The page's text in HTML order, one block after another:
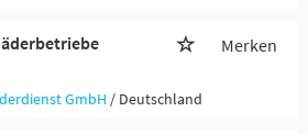
Merken
GmbH / Deutschland